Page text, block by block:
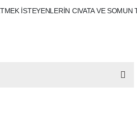
İSTEYENLERİN CIVATA VE